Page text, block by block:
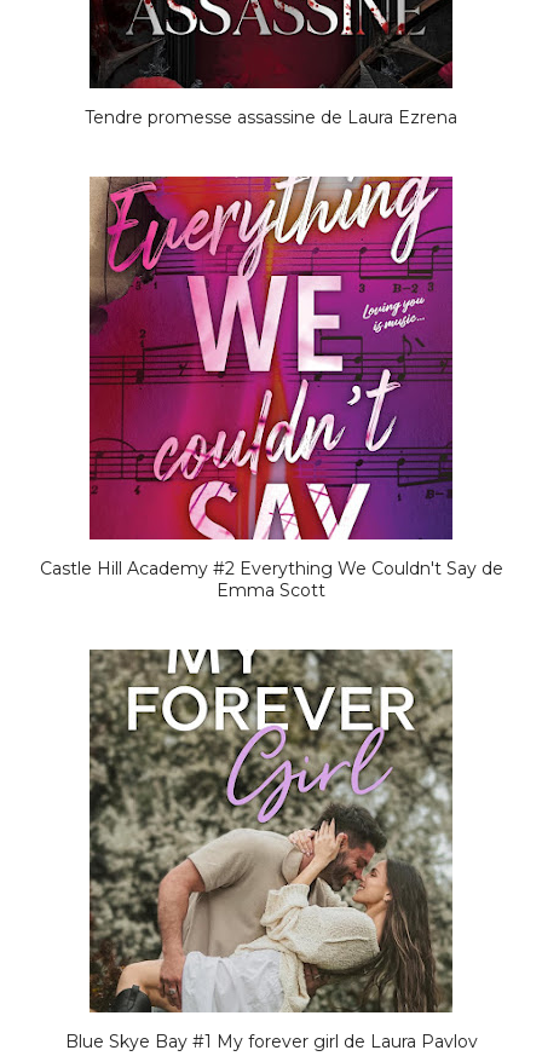
Tendre promesse assassine de Laura Ezrena
Castle Hill Academy #2 Everything We Couldn't Say de
Emma Scott
Blue Skye Bay #1 My forever girl de Laura Pavlov